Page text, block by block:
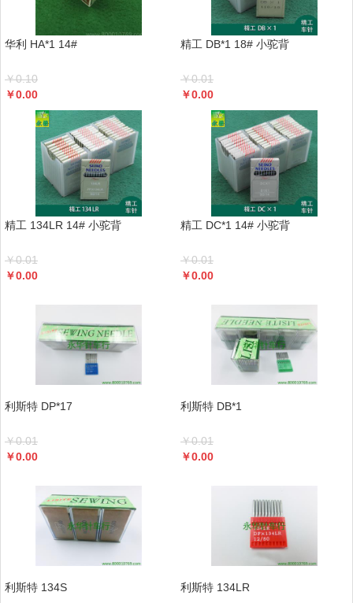
华利 HA*1 14#
￥0.10
￥0.00
精工 DB*1 18# 小驼背
￥0.01
￥0.00
精工 134LR 14# 小驼背
￥0.01
￥0.00
精工 DC*1 14# 小驼背
￥0.01
￥0.00
利斯特 DP*17
￥0.01
￥0.00
利斯特 DB*1
￥0.01
￥0.00
利斯特 134S 利斯特 134LR